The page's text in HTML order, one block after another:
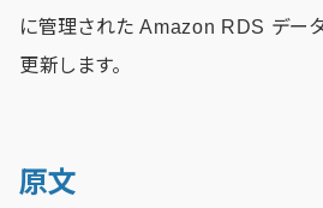
に管理された Amazon RDS デー
更新します。
原文